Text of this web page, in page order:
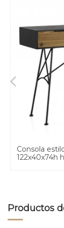
Consola
122x40x74h
Productos